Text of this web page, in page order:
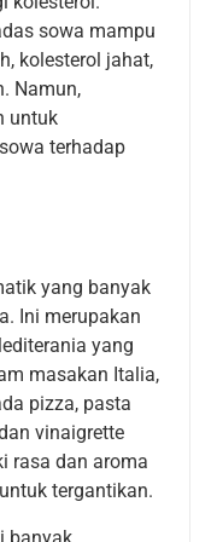
sowa mampu
kolesterol jahat,
Namun,
untuk
terhadap
yang banyak
Ini merupakan
yang
masakan Italia,
pizza, pasta
vinaigrette
rasa dan aroma
tergantikan.
banyak